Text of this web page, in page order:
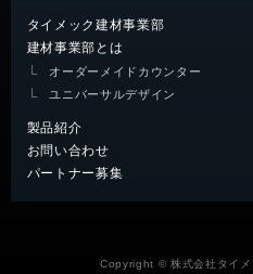
タイメック建材事業部
建材事業部とは
オーダーメイドカウンター
ユニバーサルデザイン
製品紹介
お問い合わせ
パートナー募集
Copyright © 株式会社タイ